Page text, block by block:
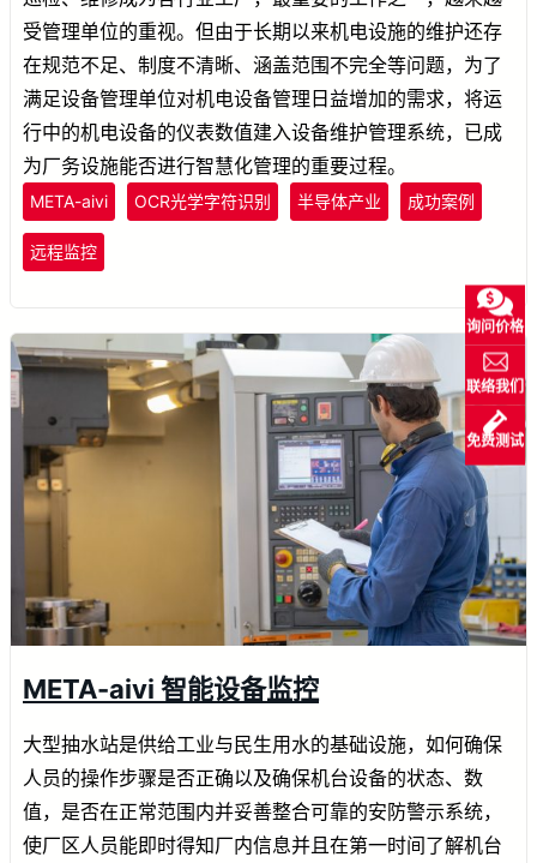
受管理单位的重视。但由于长期以来机电设施的维护还存
在规范不足、制度不清晰、涵盖范围不完全等问题，为了
满足设备管理单位对机电设备管理日益增加的需求，将运
行中的机电设备的仪表数值建入设备维护管理系统，已成
为厂务设施能否进行智慧化管理的重要过程。
META-aivi OCR光学字符识别 半导体产业 成功案例
远程监控
META-aivi 智能设备监控
大型抽水站是供给工业与民生用水的基础设施，如何确保
人员的操作步骤是否正确以及确保机台设备的状态、数
值，是否在正常范围内并妥善整合可靠的安防警示系统，
使厂区人员能即时得知厂内信息并且在第一时间了解机台
询问价格
联络我们
免费测试